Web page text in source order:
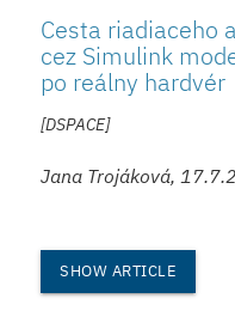
Cesta riadiaceho
cez Simulink
po reálny hardvér
[DSPACE]
Jana Trojáková,
SHOW ARTICLE